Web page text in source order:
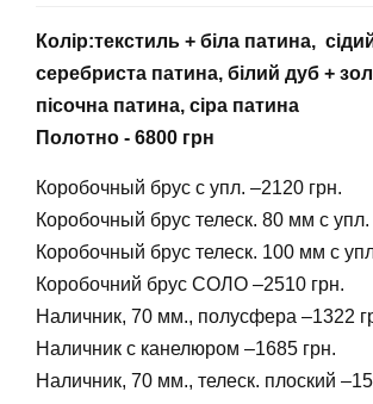
Колір:текстиль + біла патина,
серебриста патина, білий дуб +
пісочна патина, сіра патина
Полотно - 6800 грн
Коробочный брус с упл. –2120 грн.
Коробочный брус телеск. 80 мм с упл.
Коробочный брус телеск. 100 мм с
Коробочний брус СОЛО –2510 грн.
Наличник, 70 мм., полусфера –1322
Наличник с канелюром –1685 грн.
Наличник, 70 мм., телеск. плоский